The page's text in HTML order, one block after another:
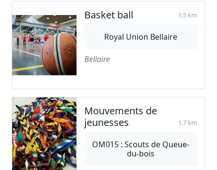
Basket ball 1.5 km
Royal Union Bellaire
Bellaire
Mouvements de
jeunesses
1.7 km
OM015 : Scouts de Queue-
du-bois